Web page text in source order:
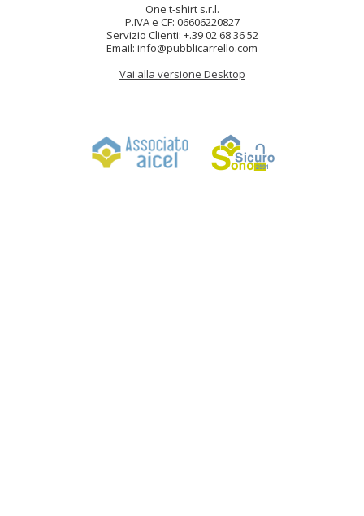
One t-shirt s.r.l.
P.IVA e CF: 06606220827
Servizio Clienti: +.39 02 68 36 52
Email: info@pubblicarrello.com
Vai alla versione Desktop